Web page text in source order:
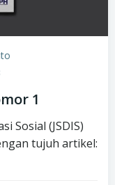
1
Sosial (JSDIS)
tujuh artikel: